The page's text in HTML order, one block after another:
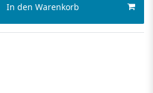
In den Warenkorb